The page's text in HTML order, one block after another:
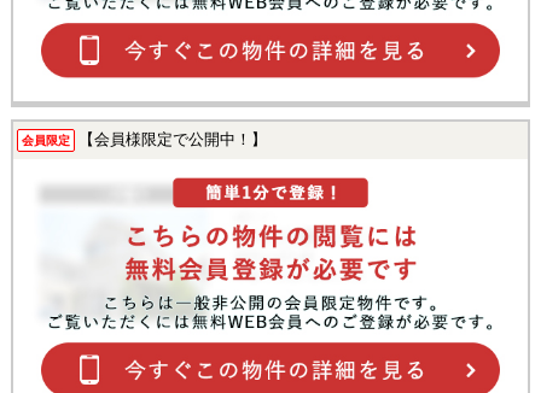
会員限定 【会員様限定で公開中！】